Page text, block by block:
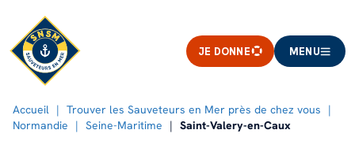
JE DONNE MENU
Accueil
Trouver les Sauveteurs en Mer près de chez vous
Normandie
Seine-Maritime Saint-Valery-en-Caux